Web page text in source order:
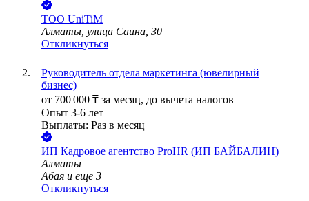
ТОО UniTiM
Алматы, улица Саина, 30
Откликнуться
Руководитель отдела маркетинга (ювелирный
бизнес)
от 700 000 ₸ за месяц, до вычета налогов
Опыт 3-6 лет
Выплаты: Раз в месяц
ИП Кадровое агентство ProHR (ИП БАЙБАЛИН)
Алматы
Абая и еще 3
Откликнуться